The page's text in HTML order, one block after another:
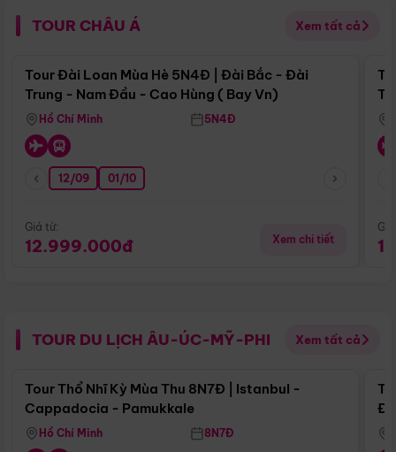
TOUR CHÂU Á Xem tất cả
Điểm nổi bật
Tour Đài Loan Mùa Hè 5N4Đ | Đài Bắc - Đài
Trung - Nam Đầu - Cao Hùng ( Bay Vn)
Hồ Chí Minh 5N4Đ
12/09 01/10
Giá từ:
12.999.000đ Xem chi tiết
TOUR DU LỊCH ÂU-ÚC-MỸ-PHI Xem tất cả
Điểm nổi bật
Tour Thổ Nhĩ Kỳ Mùa Thu 8N7Đ | Istanbul -
Cappadocia - Pamukkale
Hồ Chí Minh 8N7Đ